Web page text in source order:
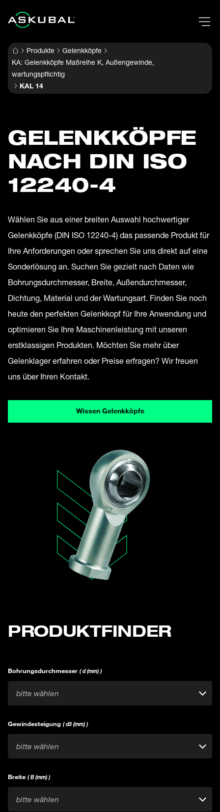
Produkte
Gelenkköpfe
KA: Gelenkköpfe Maßreihe K, Außengewinde,
wartungspflichtig
KAL 14
GELENK­KÖPFE
NACH DIN ISO
12240-4
Wählen Sie aus einer breiten Auswahl hochwertiger
Gelenkköpfe (DIN ISO 12240-4) das passende Produkt für
Ihre Anforderungen oder sprechen Sie uns direkt auf eine
Sonderlösung an. Suchen Sie gezielt nach Daten wie
Bohrungsdurchmesser, Breite, Außendurchmesser,
Dichtung, Material und der Wartungsart. Finden Sie noch
heute den perfekten Gelenkkopf für Ihre Anwendung und
optimieren Sie Ihre Maschinenleistung mit unseren
erstklassigen Produkten. Möchten Sie mehr über
Gelenklager erfahren oder Preise erfragen? Wir freuen
uns über Ihren Kontakt.
Wissen Gelenkköpfe
PRODUKTFINDER
Bohrungsdurchmesser ( d (mm) )
bitte wählen
Gewindesteigung ( d3 (mm) )
bitte wählen
Breite ( B (mm) )
bitte wählen